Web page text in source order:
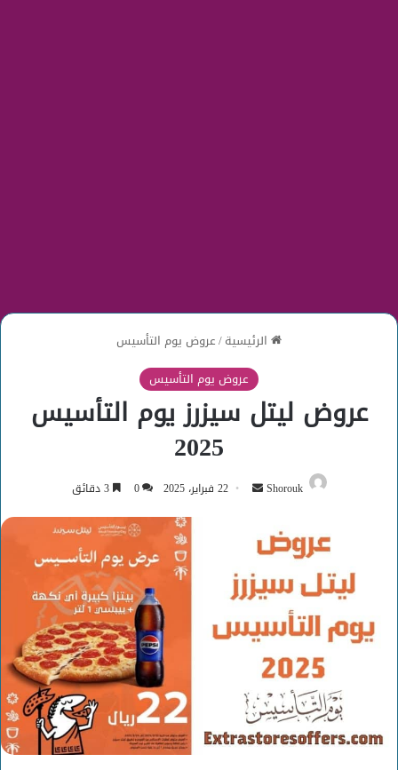
الرئيسية/عروض يوم التأسيس
عروض يوم التأسيس
عروض ليتل سيزرز يوم التأسيس
2025
Shorouk
أرسل 22 فبراير، 2025 0 3 دقائق